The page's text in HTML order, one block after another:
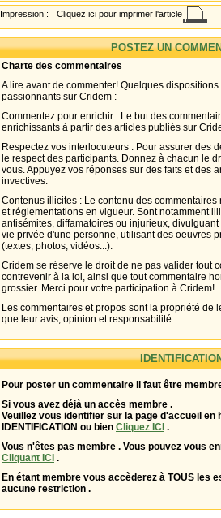
Impression : Cliquez ici pour imprimer l'article
POSTEZ UN
Charte des commentaires
A lire avant de commenter! Quelques
passionnants sur Cridem :
Commentez pour enrichir : Le but des
enrichissants à partir des articles publiés sur
Respectez vos interlocuteurs : Pour assurer des
le respect des participants. Donnez à chacun le
vous. Appuyez vos réponses sur des faits et des
invectives.
Contenus illicites : Le contenu des
et réglementations en vigueur. Sont notamment
antisémites, diffamatoires ou injurieux,
vie privée d'une personne, utilisant des oeuvres
(textes, photos, vidéos...).
Cridem se réserve le droit de ne pas valider tout
contrevenir à la loi, ainsi que tout commentaire
grossier. Merci pour votre participation à Cridem!
Les commentaires et propos sont la propriété de
que leur avis, opinion et responsabilité.
Pour poster un commentaire il faut être
Si vous avez déjà un accès membre .
Veuillez vous identifier sur la page d'accueil en
IDENTIFICATION ou bien Cliquez ICI .
Vous n'êtes pas membre . Vous pouvez vous
Cliquant ICI .
En étant membre vous accèderez à TOUS les
aucune restriction .